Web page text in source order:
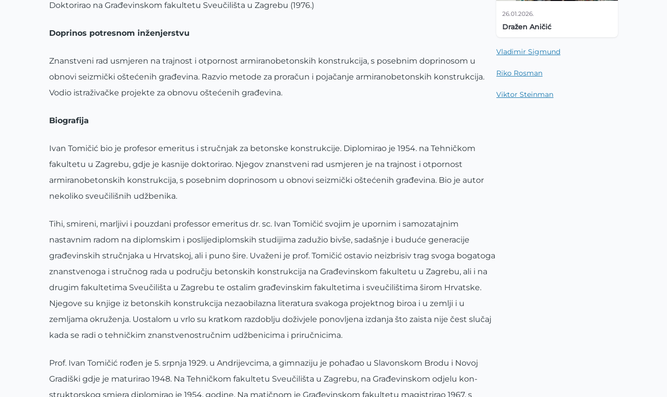
Doktorirao na Građevinskom fakultetu Sveučilišta u Zagrebu (1976.)
Doprinos potresnom inženjerstvu
Znanstveni rad usmjeren na trajnost i otpornost armiranobetonskih konstrukcija, s posebnim doprinosom u
obnovi seizmički oštećenih građevina. Razvio metode za proračun i pojačanje armiranobetonskih konstrukcija.
Vodio istraživačke projekte za obnovu oštećenih građevina.
Biografija
Ivan Tomičić bio je profesor emeritus i stručnjak za betonske konstrukcije. Diplomirao je 1954. na Tehničkom
fakultetu u Zagrebu, gdje je kasnije doktorirao. Njegov znanstveni rad usmjeren je na trajnost i otpornost
armiranobetonskih konstrukcija, s posebnim doprinosom u obnovi seizmički oštećenih građevina. Bio je autor
nekoliko sveučilišnih udžbenika.
Tihi, smireni, marljivi i pouzdani professor emeritus dr. sc. Ivan Tomičić svojim je upornim i samozatajnim
nastavnim radom na diplomskim i poslijediplomskih studijima zadužio bivše, sadašnje i buduće generacije
građevinskih stručnjaka u Hrvatskoj, ali i puno šire. Uvaženi je prof. Tomičić ostavio neizbrisiv trag svoga bogatoga
znanstvenoga i stručnog rada u području betonskih konstrukcija na Građevinskom fakultetu u Zagrebu, ali i na
drugim fakultetima Sveučilišta u Zagrebu te ostalim građevinskim fakultetima i sveučilištima širom Hrvatske.
Njegove su knjige iz betonskih konstrukcija nezaobilazna literatura svakoga projektnog biroa i u zemlji i u
zemljama okruženja. Uostalom u vrlo su kratkom razdoblju doživjele ponovljena izdanja što zaista nije čest slučaj
kada se radi o tehničkim znanstvenostručnim udžbenicima i priručnicima.
Prof. Ivan Tomičić rođen je 5. srpnja 1929. u Andrijevcima, a gimnaziju je pohađao u Slavonskom Brodu i Novoj
Gradiški gdje je maturirao 1948. Na Tehničkom fakultetu Sveučilišta u Zagrebu, na Građevinskom odjelu kon-
struktorskog smjera diplomirao je 1954. godine. Na matičnom je Građevinskom fakultetu magistrirao 1967. s
26.01.2026.
Dražen Aničić
Vladimir Sigmund
Riko Rosman
Viktor Steinman